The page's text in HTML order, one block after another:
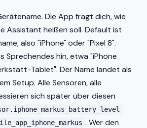
Die App fragt dich, wie
Assistant heißen soll. Default ist
also "iPhone" oder "Pixel 8".
Sprechendes hin, etwa "iPhone
Tablet". Der Name landet als
Setup. Alle Sensoren, alle
sich später über diesen
. Wer den